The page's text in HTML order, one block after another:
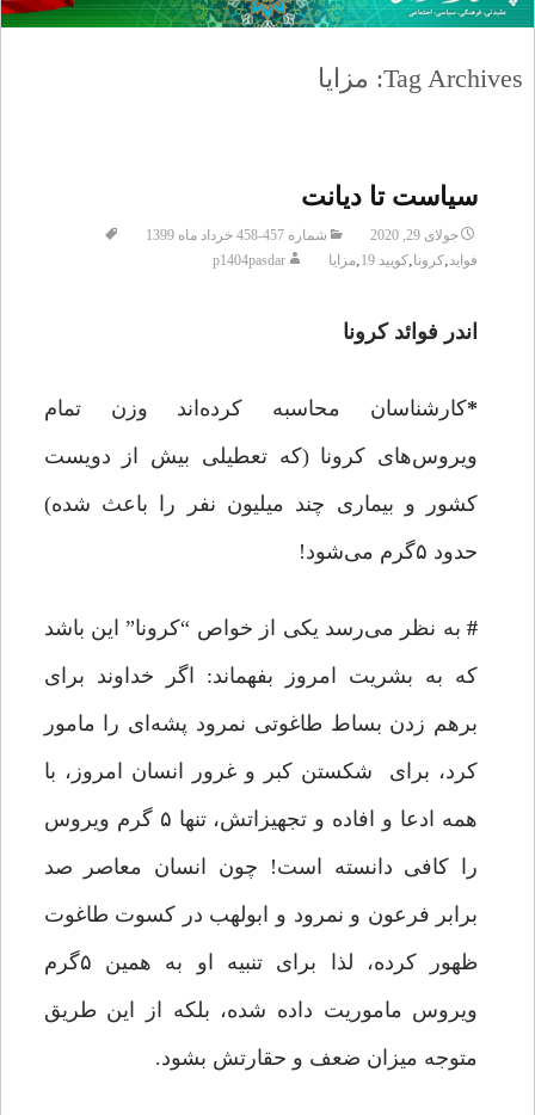
Tag Archives: مزایا
سیاست تا دیانت
جولای 29, 2020
شماره 457-458 خرداد ماه 1399
فواید,کرونا,کویید 19 ,مزایا p1404pasdar
اندر فوائد کرونا
*کارشناسان محاسبه کرده‌اند وزن تمام
ویروس‌های کرونا (که تعطیلی بیش از دویست
کشور و بیماری چند میلیون نفر را باعث شده)
حدود ۵گرم می‌شود!
#به نظر می‌رسد یکی از خواص “کرونا” این باشد
که به بشریت امروز بفهماند: اگر خداوند برای
برهم زدن بساط طاغوتی نمرود پشه‌ای را مامور
کرد، برای شکستن کبر و غرور انسان امروز، با
همه ادعا و افاده و تجهیزاتش، تنها ۵ گرم ویروس
را کافی دانسته است! چون انسان معاصر صد
برابر فرعون و نمرود و ابولهب در کسوت طاغوت
ظهور کرده، لذا برای تنبیه او به همین ۵گرم
ویروس ماموریت داده شده، بلکه از این طریق
متوجه میزان ضعف و حقارتش بشود.